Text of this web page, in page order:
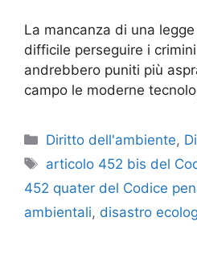
La mancanza di una
difficile perseguire i
andrebbero puniti più
campo le moderne
Categorie
Diritto dell'ambiente,
Tag
articolo 452 bis del
452 quater del Codice
ambientali, disastro